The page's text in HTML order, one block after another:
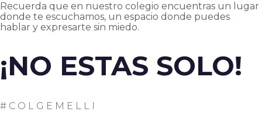
Recuerda que en nuestro colegio encuentras un lugar
donde te escuchamos, un espacio donde puedes
hablar y expresarte sin miedo.
¡NO ESTAS SOLO!
#COLGEMELLI